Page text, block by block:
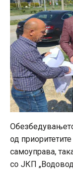
од
самоуправа,
со ЈКП